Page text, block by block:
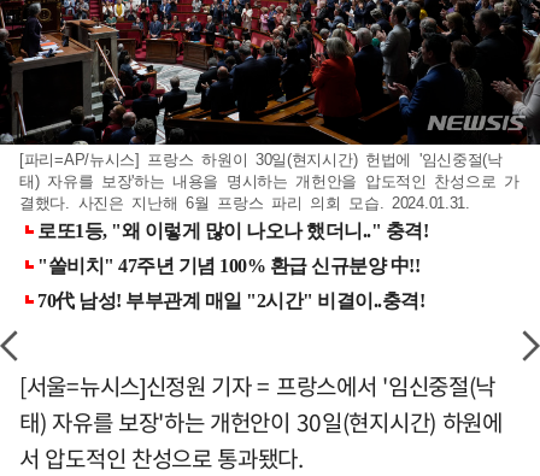
[파리=AP/뉴시스] 프랑스 하원이 30일(현지시간) 헌법에 '임신중절(낙
태) 자유를 보장'하는 내용을 명시하는 개헌안을 압도적인 찬성으로 가
결했다. 사진은 지난해 6월 프랑스 파리 의회 모습. 2024.01.31.
[서울=뉴시스]신정원 기자 = 프랑스에서 '임신중절(낙
태) 자유를 보장'하는 개헌안이 30일(현지시간) 하원에
서 압도적인 찬성으로 통과됐다.